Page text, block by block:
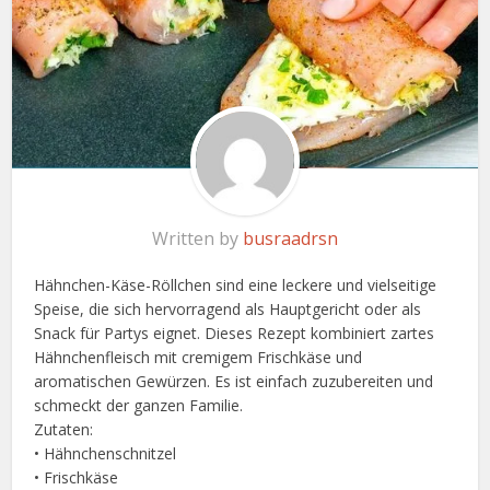
Written by busraadrsn
Hähnchen-Käse-Röllchen sind eine leckere und vielseitige
Speise, die sich hervorragend als Hauptgericht oder als
Snack für Partys eignet. Dieses Rezept kombiniert zartes
Hähnchenfleisch mit cremigem Frischkäse und
aromatischen Gewürzen. Es ist einfach zuzubereiten und
schmeckt der ganzen Familie.
Zutaten:
• Hähnchenschnitzel
• Frischkäse